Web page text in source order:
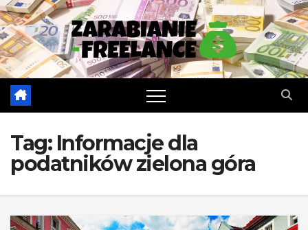
Skip
to
content
Tag: Informacje dla
podatników zielona góra